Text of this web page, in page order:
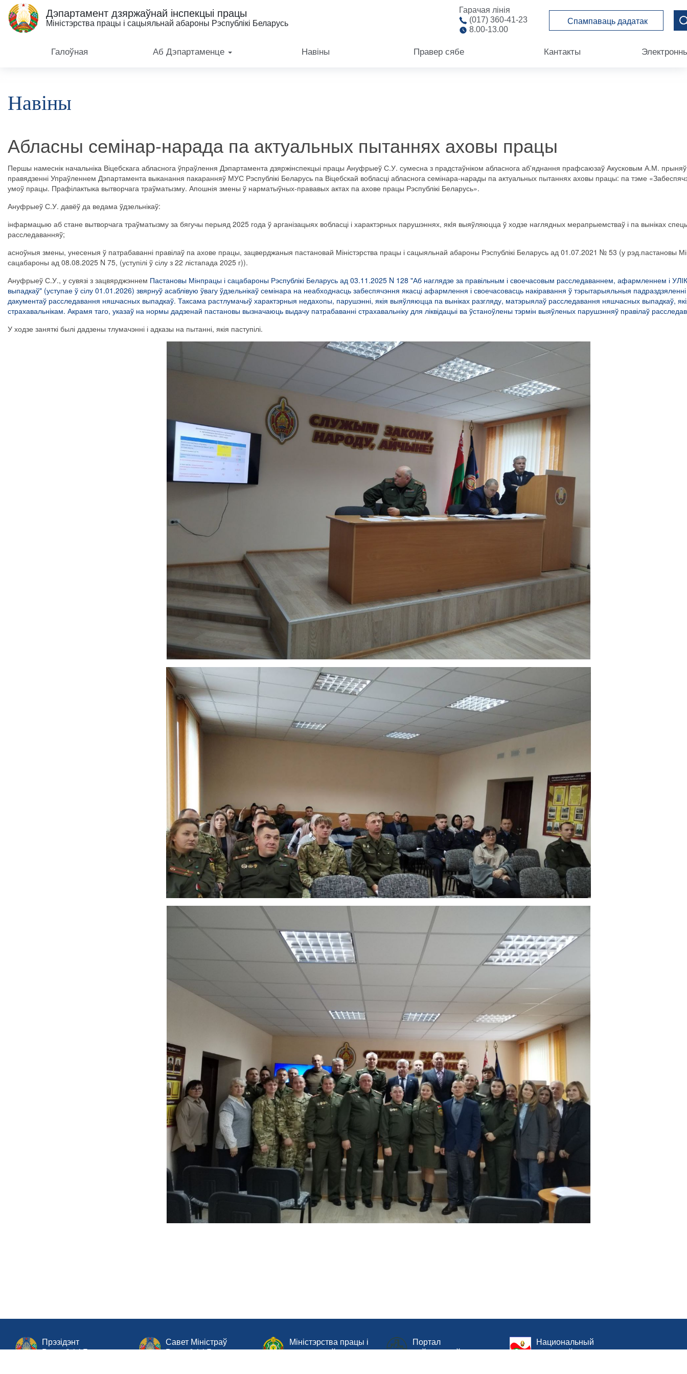
Дэпартамент дзяржаўнай інспекцыі працы
Міністэрства працы і сацыяльнай абароны Рэспублікі Беларусь
Гарачая лінія
(017) 360-41-23
8.00-13.00
Спампаваць дадатак
Галоўная Аб Дэпартаменце Навіны Правер сябе Кантакты
Навіны
Абласны семінар-нарада па актуальных пытаннях аховы працы
Першы намеснік начальніка Віцебскага абласнога ўпраўлення Дэпартамента дзяржінспекцыі працы Ануфрыеў С.У. сумесна з прадстаўніком абласнога аб'яднання прафсаюзаў Акусковым А.М.
правядзенні Упраўленнем Дэпартамента выканання пакаранняў МУС Рэспублікі Беларусь па Віцебскай вобласці абласнога семінара-нарады па актуальных пытаннях аховы працы: па тэме
умоў працы. Прафілактыка вытворчага траўматызму. Апошнія змены ў нарматыўных-прававых актах па ахове працы Рэспублікі Беларусь».
Ануфрыеў С.У. давёў да ведама ўдзельнікаў:
інфармацыю аб стане вытворчага траўматызму за бягучы перыяд 2025 года ў арганізацыях вобласці і характэрных парушэннях, якiя выяўляюцца ў ходзе наглядных мерапрыемстваў і па выніках
расследаванняў;
асноўныя змены, унесеныя ў патрабаванні правілаў па ахове працы, зацверджаныя пастановай Міністэрства працы і сацыяльнай абароны Рэспублікі Беларусь ад 01.07.2021 № 53 (у рэд.пастановы
сацабароны ад 08.08.2025 N 75, (уступілі ў сілу з 22 лістапада 2025 г)).
Ануфрыеў С.У., у сувязі з зацвярджэннем Пастановы Мінпрацы і сацабароны Рэспублікі Беларусь ад 03.11.2025 N 128 "Аб наглядзе за правільным і своечасовым расследаваннем, афармленнем і
выпадкаў" (уступае ў сілу 01.01.2026) звярнуў асаблівую ўвагу ўдзельнікаў семінара на неабходнасць забеспячэння якасці афармлення і своечасовасць накіравання ў тэрытарыяльныя
дакументаў расследавання няшчасных выпадкаў. Таксама растлумачыў характэрныя недахопы, парушэнні, якія выяўляюцца па выніках разгляду, матэрыялаў расследавання няшчасных выпадкаў,
страхавальнікам. Акрамя таго, указаў на нормы дадзенай пастановы вызначаюць выдачу патрабаванні страхавальніку для ліквідацыі ва ўстаноўлены тэрмін выяўленых парушэнняў правілаў
У ходзе заняткі былі дадзены тлумачэнні і адказы на пытанні, якія паступілі.
Прэзідэнт
Рэспублікі Беларусь
Савет Міністраў
Рэспублікі Беларусь
Міністэрства працы і
сацыяльнай
Портал
рейтинговой оценки
Национальный
правовой интернет-